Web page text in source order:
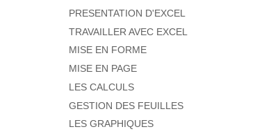
Importer et convertir des données externes
Simplifier les formules complexes
Enregistrer et afficher les différents
Enregistrer et gérer des macros
Passer l'examen TOSA Excel
PRESENTATION D'EXCEL
TRAVAILLER AVEC EXCEL
MISE EN FORME
MISE EN PAGE
LES CALCULS
GESTION DES FEUILLES
LES GRAPHIQUES